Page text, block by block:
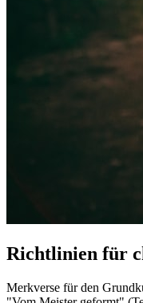
Richtlinien für
Merkverse für den